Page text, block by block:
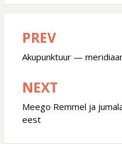
Post
navigation
PREV
Akupunktuur —
NEXT
Meego Remmel ja
eest